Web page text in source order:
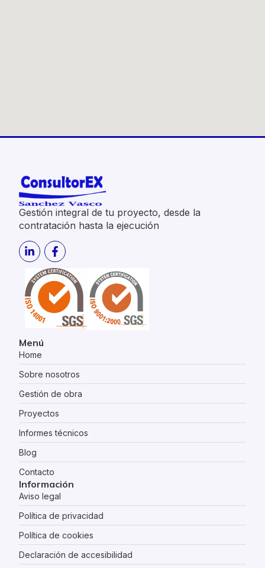
Gestión integral de tu proyecto, desde la
contratación hasta la ejecución
Menú
Home
Sobre nosotros
Gestión de obra
Proyectos
Informes técnicos
Blog
Contacto
Información
Aviso legal
Política de privacidad
Política de cookies
Declaración de accesibilidad